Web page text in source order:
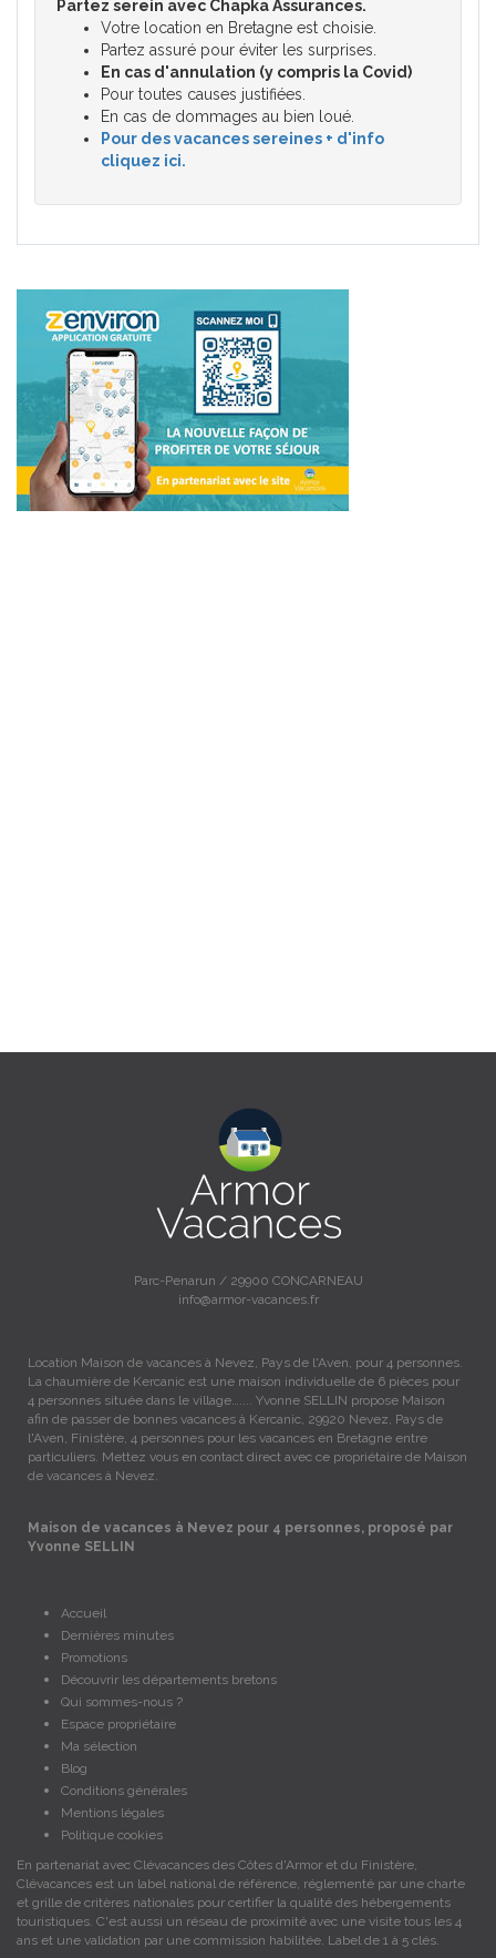
Partez serein avec Chapka Assurances.
Votre location en Bretagne est choisie.
Partez assuré pour éviter les surprises.
En cas d'annulation (y compris la Covid)
Pour toutes causes justifiées.
En cas de dommages au bien loué.
Pour des vacances sereines + d'info
cliquez ici.
Parc-Penarun / 29900 CONCARNEAU
info@armor-vacances.fr
Location Maison de vacances à Nevez, Pays de l'Aven, pour 4 personnes.
La chaumière de Kercanic est une maison individuelle de 6 pièces pour
4 personnes située dans le village….... Yvonne SELLIN propose Maison
afin de passer de bonnes vacances à Kercanic, 29920 Nevez, Pays de
l'Aven, Finistère, 4 personnes pour les vacances en Bretagne entre
particuliers. Mettez vous en contact direct avec ce propriétaire de Maison
de vacances à Nevez.
Maison de vacances à Nevez pour 4 personnes, proposé par
Yvonne SELLIN
Accueil
Dernières minutes
Promotions
Découvrir les départements bretons
Qui sommes-nous ?
Espace propriétaire
Ma sélection
Blog
Conditions générales
Mentions légales
Politique cookies
En partenariat avec Clévacances des Côtes d'Armor et du Finistère,
Clévacances est un label national de référence, réglementé par une charte
et grille de critères nationales pour certifier la qualité des hébergements
touristiques. C'est aussi un réseau de proximité avec une visite tous les 4
ans et une validation par une commission habilitée. Label de 1 à 5 clés.